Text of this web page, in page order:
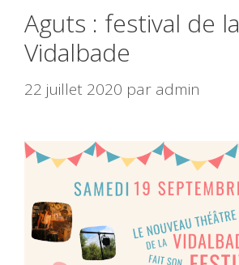
Aguts : festival de la
Vidalbade
22 juillet 2020 par admin